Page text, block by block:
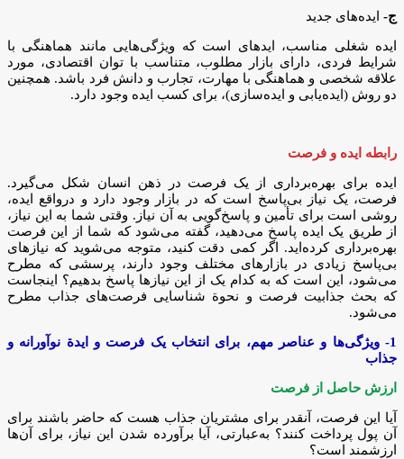
ج- ایده‌های جدید
ایده شغلی مناسب، ایدهای است که ویژگی‌هایی مانند هماهنگی با
شرایط فردی، دارای بازار مطلوب، متناسب با توان اقتصادی، مورد
علاقه شخصی و هماهنگی با مهارت، تجارب و دانش فرد باشد. همچنین
دو روش (ایده‌یابی و ایده‌سازی)، برای کسب ایده وجود دارد.
رابطه ایده و فرصت
ایده برای بهره‌برداری از یک فرصت در ذهن انسان شکل می‌گیرد.
فرصت، یک نیاز بی‌پاسخ است که در بازار وجود دارد و درواقع ایده،
روشی است برای تأمین و پاسخ‌گویی به آن نیاز. وقتی شما به این نیاز،
از طریق یک ایده پاسخ می‌دهید، گفته می‌شود که شما از این فرصت
بهره‌برداری کرده‌اید. اگر کمی دقت کنید، متوجه می‌شوید که نیازهای
بی‌پاسخ زیادی در بازارهای مختلف وجود دارند، پرسشی که مطرح
می‌شود، این است که به کدام‌ یک از این نیازها پاسخ بدهیم؟ اینجاست
که بحث جذابیت فرصت و نحوة شناسایی فرصت‌های جذاب مطرح
می‌شود.
1-
ویژگی‌ها و عناصر مهم، برای انتخاب یک فرصت و ایدة نوآورانه و
جذاب
ارزش حاصل از فرصت
آیا این فرصت، آنقدر برای مشتریان جذاب هست که حاضر باشند برای
آن پول پرداخت کنند؟ به‌عبارتی، آیا برآورده شدن این نیاز، برای آن‌ها
ارزشمند است؟